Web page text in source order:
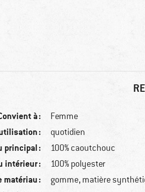
à : Femme
: quotidien
principal : 100% caoutchouc
intérieur : 100% polyester
matériau : gomme, matière